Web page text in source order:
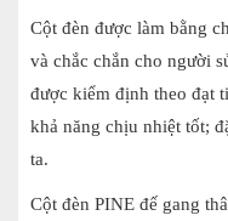
Cột đèn được làm bằng
và chắc chắn cho người
được kiểm định theo đạt
khả năng chịu nhiệt tốt;
ta.
Cột đèn PINE đế gang